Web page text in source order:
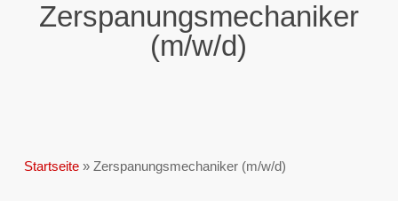
Zerspanungsmechaniker
(m/w/d)
Startseite» Zerspanungsmechaniker (m/w/d)